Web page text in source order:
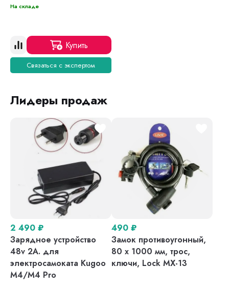
На складе
Купить
Связаться с экспертом
Лидеры продаж
2 490 ₽
Зарядное устройство
48v 2A. для
электросамоката Kugoo
M4/M4 Pro
490 ₽
Замок противоугонный,
80 х 1000 мм, трос,
ключи, Lock MX-13